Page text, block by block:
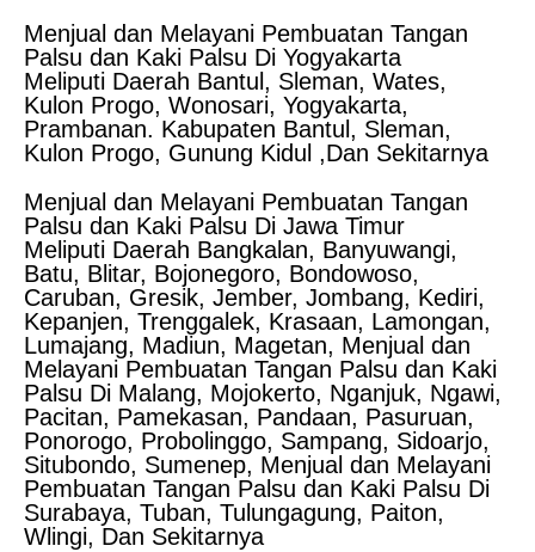
Menjual dan Melayani Pembuatan Tangan
Palsu dan Kaki Palsu Di Yogyakarta
Meliputi Daerah Bantul, Sleman, Wates,
Kulon Progo, Wonosari, Yogyakarta,
Prambanan. Kabupaten Bantul, Sleman,
Kulon Progo, Gunung Kidul ,Dan Sekitarnya
Menjual dan Melayani Pembuatan Tangan
Palsu dan Kaki Palsu Di Jawa Timur
Meliputi Daerah Bangkalan, Banyuwangi,
Batu, Blitar, Bojonegoro, Bondowoso,
Caruban, Gresik, Jember, Jombang, Kediri,
Kepanjen, Trenggalek, Krasaan, Lamongan,
Lumajang, Madiun, Magetan, Menjual dan
Melayani Pembuatan Tangan Palsu dan Kaki
Palsu Di Malang, Mojokerto, Nganjuk, Ngawi,
Pacitan, Pamekasan, Pandaan, Pasuruan,
Ponorogo, Probolinggo, Sampang, Sidoarjo,
Situbondo, Sumenep, Menjual dan Melayani
Pembuatan Tangan Palsu dan Kaki Palsu Di
Surabaya, Tuban, Tulungagung, Paiton,
Wlingi, Dan Sekitarnya